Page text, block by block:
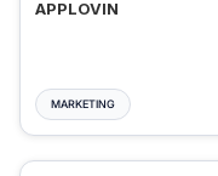
APPLOVIN
MARKETING